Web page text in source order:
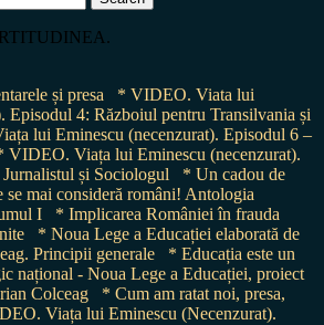
și presa
* VIDEO. Viata lui
Episodul 4: Războiul pentru Transilvania și
lui Eminescu (necenzurat). Episodul 6 –
VIDEO. Viața lui Eminescu (necenzurat).
și Sociologul
* Un cadou de
se mai consideră români! Antologia
I
* Implicarea României în frauda
* Noua Lege a Educației elaborată de
Principii generale
* Educația este un
național - Noua Lege a Educației, proiect
Colceag
* Cum am ratat noi, presa,
Viața lui Eminescu (Necenzurat).